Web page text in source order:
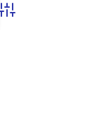
Advanced Search